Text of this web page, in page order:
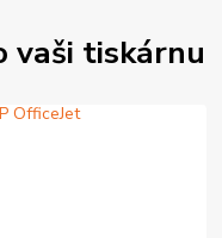
vaši tiskárnu